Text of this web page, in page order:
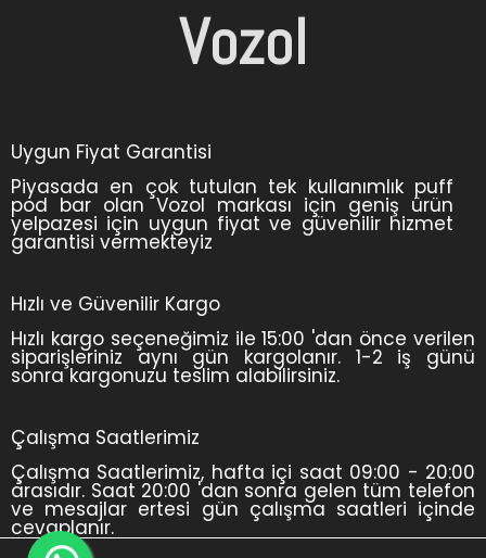
Vozol
Uygun Fiyat Garantisi
Piyasada en çok tutulan tek kullanımlık puff
pod bar olan Vozol markası için geniş ürün
yelpazesi için uygun fiyat ve güvenilir hizmet
garantisi vermekteyiz
Hızlı ve Güvenilir Kargo
Hızlı kargo seçeneğimiz ile 15:00 'dan önce verilen
siparişleriniz aynı gün kargolanır. 1-2 iş günü
sonra kargonuzu teslim alabilirsiniz.
Çalışma Saatlerimiz
Çalışma Saatlerimiz, hafta içi saat 09:00 - 20:00
arasıdır. Saat 20:00 'dan sonra gelen tüm telefon
ve mesajlar ertesi gün çalışma saatleri içinde
cevaplanır.